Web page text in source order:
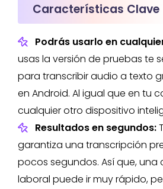
Características Clave
Podrás usarlo en
usas la versión de pruebas te
para transcribir audio a texto
en Android. Al igual que en tu
cualquier otro dispositivo
Resultados en segundos:
garantiza una transcripción
pocos segundos. Así que, una
laboral puede ir muy rápido,